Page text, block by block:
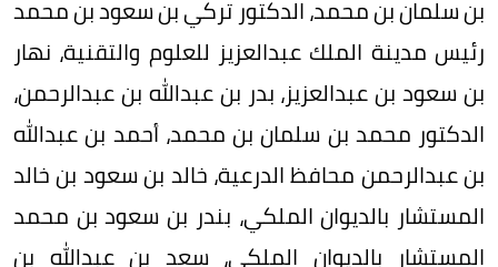
بن سلمان بن محمد، الدكتور تركي بن سعود بن محمد
رئيس مدينة الملك عبدالعزيز للعلوم والتقنية، نهار
بن سعود بن عبدالعزيز، بدر بن عبدالله بن عبدالرحمن،
الدكتور محمد بن سلمان بن محمد، أحمد بن عبدالله
بن عبدالرحمن محافظ الدرعية، خالد بن سعود بن خالد
المستشار بالديوان الملكي، بندر بن سعود بن محمد
المستشار بالديوان الملكي، سعد بن عبدالله بن